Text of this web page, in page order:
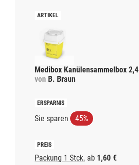
Medibox Kanülensammelbox 2,4l
von B. Braun
Sie sparen 45%
Packung 1 Stck. ab 1,60 €